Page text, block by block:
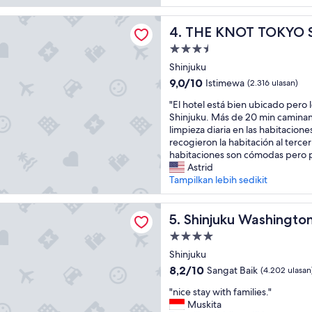
(2.360
ulasan)
c
e
h
e
l
4. THE KNOT TOKYO
THE KNOT TOKYO Shinjuku
Properti
bintang
3.5
Shinjuku
9.0
10,
Istimewa,
(2.316
ulasan)
9,0/10 Istimewa (2.316 ulasan)
"
E
l
h
o
t
e
l
e
s
á
b
i
n
u
"El hotel está bien ubicado pero
Shinjuku. Más de 20 min
limpieza diaria en las
recogieron la habitación al
habitaciones son cómodas pero
Astrid
Tampilkan lebih sedikit
TOKYO Shinjuku
5. Shinjuku
Shinjuku Washington Hotel
Properti
bintang
4.0
Shinjuku
8.2
10,
Sangat
8,2/10 Sangat Baik (4.202
"
n
"nice stay with families."
Muskita
Hotel Main